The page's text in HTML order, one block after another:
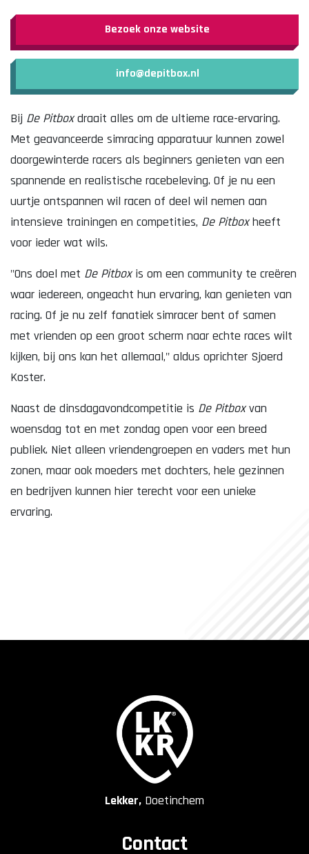
Bezoek onze website
info@depitbox.nl
Bij De Pitboxdraait alles om de ultieme race-ervaring.
Met geavanceerde simracing apparatuur kunnen zowel
doorgewinterde racers als beginners genieten van een
spannende en realistische racebeleving. Of je nu een
uurtje ontspannen wil racen of deel wil nemen aan
intensieve trainingen en competities, De Pitboxheeft
voor ieder wat wils.
"Ons doel met De Pitboxis om een community te creëren
waar iedereen, ongeacht hun ervaring, kan genieten van
racing. Of je nu zelf fanatiek simracer bent of samen
met vrienden op een groot scherm naar echte races wilt
kijken, bij ons kan het allemaal," aldus oprichter Sjoerd
Koster.
Naast de dinsdagavondcompetitie is De Pitboxvan
woensdag tot en met zondag open voor een breed
publiek. Niet alleen vriendengroepen en vaders met hun
zonen, maar ook moeders met dochters, hele gezinnen
en bedrijven kunnen hier terecht voor een unieke
ervaring.
Lekker, Doetinchem
Contact